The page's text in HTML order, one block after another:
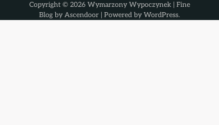
Copyright © 2026 Wymarzony Wypoczynek| Fine
Blog by Ascendoor | Powered by WordPress.